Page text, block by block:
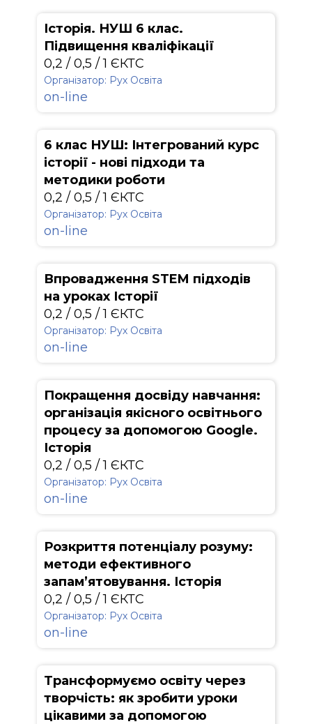
Історія. НУШ 6 клас.
Підвищення кваліфікації
0,2 / 0,5 / 1 ЄКТС
Організатор: Рух Освіта
on-line
6 клас НУШ: Інтегрований курс
історії - нові підходи та
методики роботи
0,2 / 0,5 / 1 ЄКТС
Організатор: Рух Освіта
on-line
Впровадження STEM підходів
на уроках Історії
0,2 / 0,5 / 1 ЄКТС
Організатор: Рух Освіта
on-line
Покращення досвіду навчання:
організація якісного освітнього
процесу за допомогою Google.
Історія
0,2 / 0,5 / 1 ЄКТС
Організатор: Рух Освіта
on-line
Розкриття потенціалу розуму:
методи ефективного
запам’ятовування. Історія
0,2 / 0,5 / 1 ЄКТС
Організатор: Рух Освіта
on-line
Трансформуємо освіту через
творчість: як зробити уроки
цікавими за допомогою